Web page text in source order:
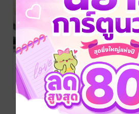
I SHOOT FILM
: Issue 11
(September
2021)
Piyabut Chairatna
/ I SHOOT FILM
MAGAZINE
นิตยสารศิลปะ/
ภาพถ่าย/การ
No Rating
I SHOOT FILM
: Issue 10
(August 2021)
Piyabut Chairatna
/ I SHOOT FILM
MAGAZINE
นิตยสารศิลปะ/
ภาพถ่าย/การ
ออกแบบ
1 Rating